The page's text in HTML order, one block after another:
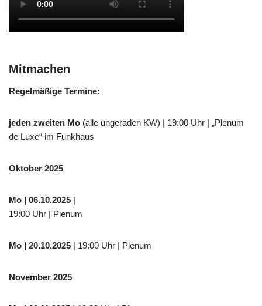
Mitmachen
Regelmäßige Termine:
jeden zweiten Mo (alle ungeraden KW) | 19:00 Uhr | „Plenum
de Luxe“ im Funkhaus
Oktober 2025
Mo | 06.10.2025 |
19:00 Uhr | Plenum
Mo | 20.10.2025 | 19:00 Uhr | Plenum
November 2025